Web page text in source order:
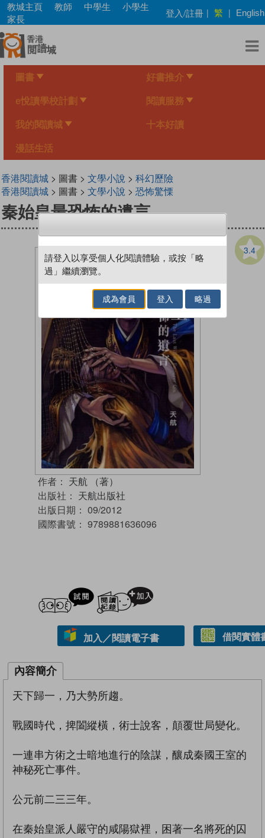
Skip
main
content
教城主頁 教師 中學生
小學生
家長
登入/註冊 | 繁 | English
圖書 好書推介
e悅讀學校計劃 閱讀服務
我的閱讀城 十本好讀
漫話生活
香港閱讀城> 圖書 > 文學小說 > 科幻歷險
香港閱讀城> 圖書 > 文學小說 > 恐怖驚慄
秦始皇最恐怖的遺言
3.4
作者： 天航 （著）
出版社： 天航出版社
出版日期： 09/2012
國際書號： 9789881636096
試閲
加入／閱讀電子書 借閱實體
內容簡介
天下歸一，乃大勢所趨。
戰國時代，捭闔縱橫，術士說客，顛覆世局變化。
一連串方術之士暗地進行的陰謀，釀成秦國王室的
神秘死亡事件。
公元前二三三年。
在秦始皇派人嚴守的咸陽獄裡，困著一名將死的囚
請登入以享受個人化閱讀體驗，或按「略
過」繼續瀏覽。
成為會員 登入 略過